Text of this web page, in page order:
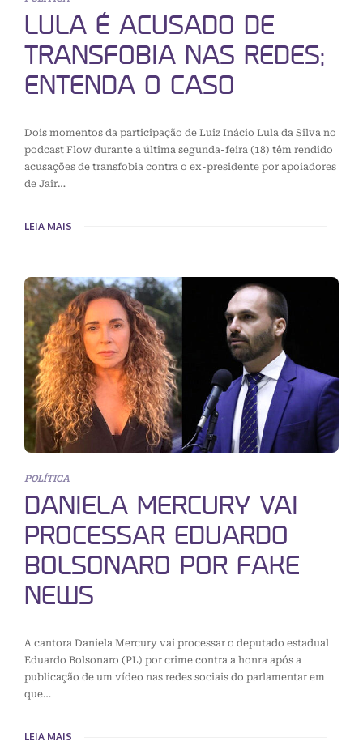
LULA É ACUSADO DE
TRANSFOBIA NAS REDES;
ENTENDA O CASO
Dois momentos da participação de Luiz Inácio Lula da Silva no
podcast Flow durante a última segunda-feira (18) têm rendido
acusações de transfobia contra o ex-presidente por apoiadores
de Jair…
LEIA MAIS
POLÍTICA
DANIELA MERCURY VAI
PROCESSAR EDUARDO
BOLSONARO POR FAKE
NEWS
A cantora Daniela Mercury vai processar o deputado estadual
Eduardo Bolsonaro (PL) por crime contra a honra após a
publicação de um vídeo nas redes sociais do parlamentar em
que…
LEIA MAIS